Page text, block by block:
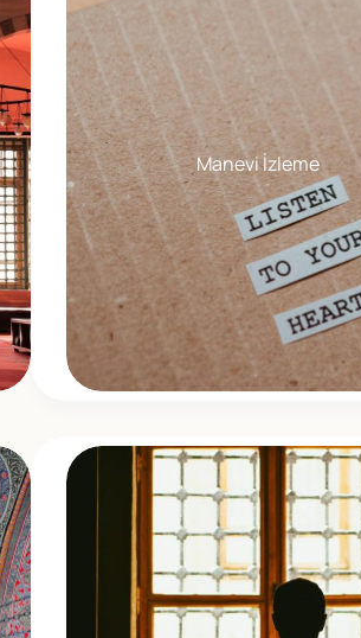
Manevi İzleme